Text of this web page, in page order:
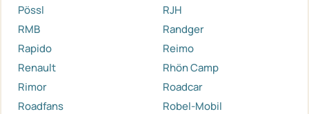
Pössl
RJH
RMB
Randger
Rapido
Reimo
Renault
Rhön Camp
Rimor
Roadcar
Roadfans
Robel-Mobil